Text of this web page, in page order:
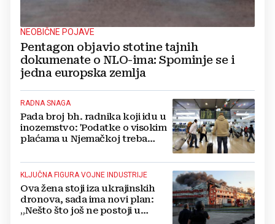
NEOBIČNE POJAVE
Pentagon objavio stotine tajnih
dokumenate o NLO-ima: Spominje se i
jedna europska zemlja
RADNA SNAGA
Pada broj bh. radnika koji idu u
inozemstvo: 'Podatke o visokim
plaćama u Njemačkoj treba
KLJUČNA FIGURA VOJNE INDUSTRIJE
Ova žena stoji iza ukrajinskih
dronova, sada ima novi plan:
„Nešto što još ne postoji u